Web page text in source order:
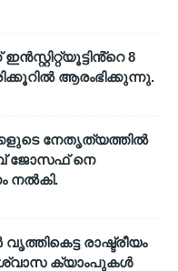
8
ആരംഭിക്കുന്നു.
നേതൃത്യത്തിൽ
ജോസഫ് നെ
നൽകി.
രാഷ്ട്രീയം
ക്യാംപുകള്‍